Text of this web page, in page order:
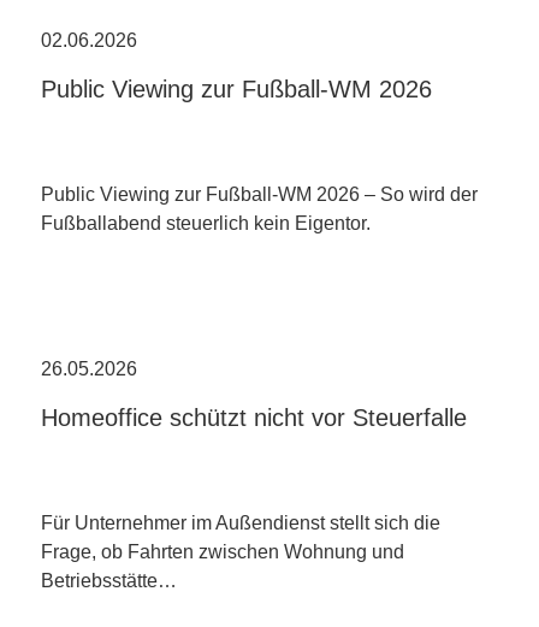
02.06.2026
Public Viewing zur Fußball-WM 2026
Public Viewing zur Fußball-WM 2026 – So wird der
Fußballabend steuerlich kein Eigentor.
26.05.2026
Homeoffice schützt nicht vor Steuerfalle
Für Unternehmer im Außendienst stellt sich die
Frage, ob Fahrten zwischen Wohnung und
Betriebsstätte…